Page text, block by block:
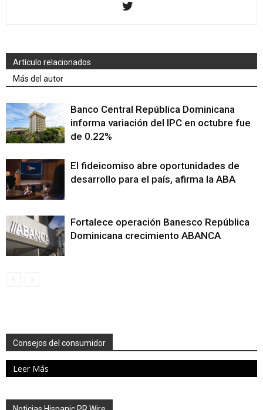
Artículo relacionados
Más del autor
Banco Central República Dominicana
informa variación del IPC en octubre fue
de 0.22%
El fideicomiso abre oportunidades de
desarrollo para el país, afirma la ABA
Fortalece operación Banesco República
Dominicana crecimiento ABANCA
Consejos del consumidor
Leer Más